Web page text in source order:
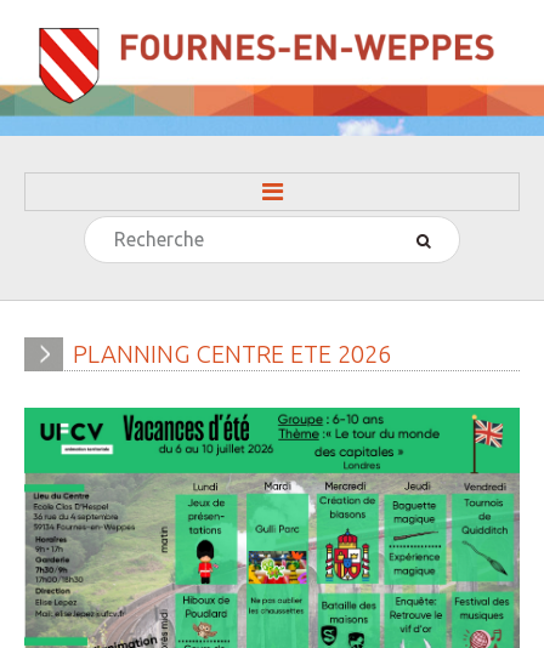
ACCUEIL
» Journal municipal
» Le conseil municipal
» Participation citoyenne
» Réglementation communale
» Les Vitraux de l'Eglise
Rechercher
PLANNING CENTRE ETE 2026